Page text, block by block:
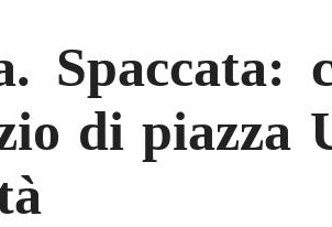
Spaccata:
di piazza